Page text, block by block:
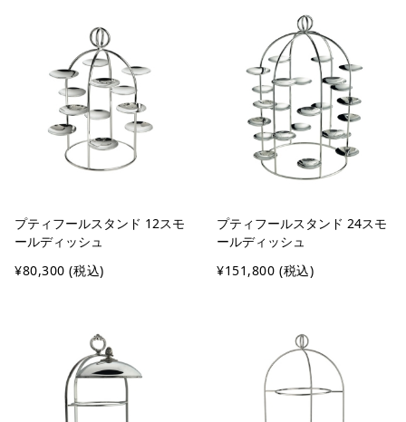
プティフールスタンド 12スモ
ールディッシュ
¥80,300 (税込)
プティフールスタンド 24スモ
ールディッシュ
¥151,800 (税込)